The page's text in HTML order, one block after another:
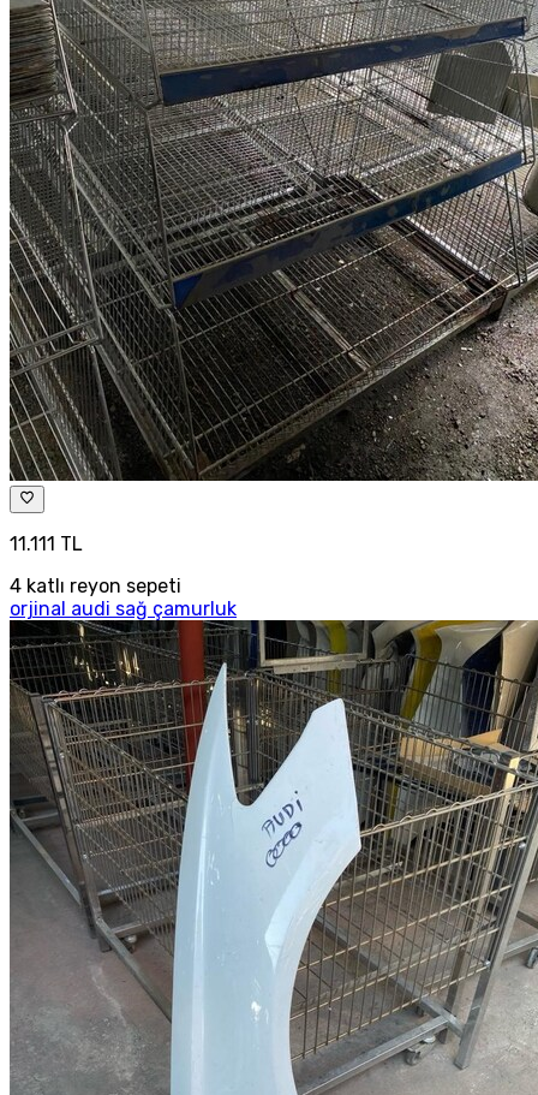
11.111 TL
4 katlı reyon sepeti
orjinal audi sağ çamurluk